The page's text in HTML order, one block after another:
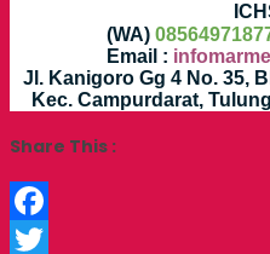
(WA)
Email :
Jl. Kanigoro Gg 4 No. 35,
Kec. Campurdarat,
Share This :
Facebook